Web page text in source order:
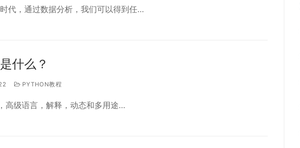
代，通过数据分析，我们可以得到任…
什么？
PYTHON教程
高级语言，解释，动态和多用途…